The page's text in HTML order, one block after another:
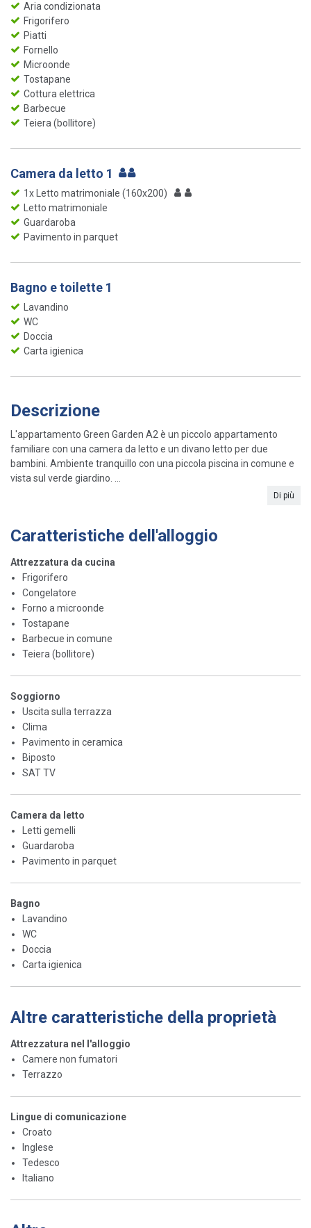
Aria condizionata
Frigorifero
Piatti
Fornello
Microonde
Tostapane
Cottura elettrica
Barbecue
Teiera (bollitore)
Camera da letto 1
1x Letto matrimoniale (160x200)
Letto matrimoniale
Guardaroba
Pavimento in parquet
Bagno e toilette 1
Lavandino
WC
Doccia
Carta igienica
Descrizione
L'appartamento Green Garden A2 è un piccolo appartamento
familiare con una camera da letto e un divano letto per due
bambini. Ambiente tranquillo con una piccola piscina in comune e
vista sul verde giardino. ...
Di più
Caratteristiche dell'alloggio
Attrezzatura da cucina
Frigorifero
Congelatore
Forno a microonde
Tostapane
Barbecue in comune
Teiera (bollitore)
Soggiorno
Uscita sulla terrazza
Clima
Pavimento in ceramica
Biposto
SAT TV
Camera da letto
Letti gemelli
Guardaroba
Pavimento in parquet
Bagno
Lavandino
WC
Doccia
Carta igienica
Altre caratteristiche della proprietà
Attrezzatura nel l'alloggio
Camere non fumatori
Terrazzo
Lingue di comunicazione
Croato
Inglese
Tedesco
Italiano